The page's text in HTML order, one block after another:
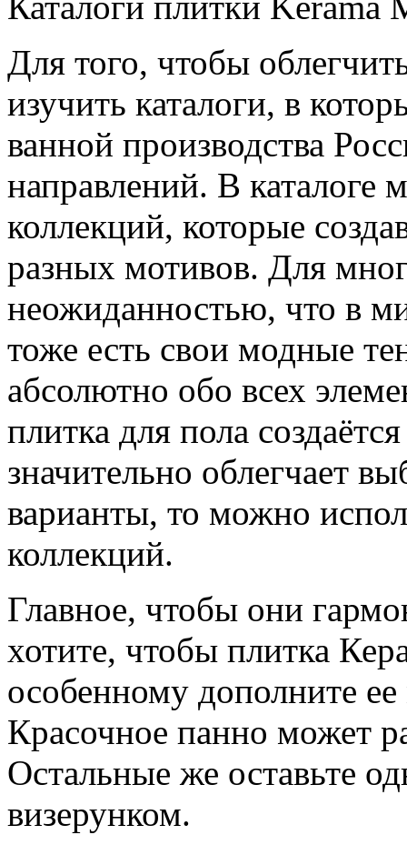
Для того, чтобы
изучить каталоги, в
ванной производства
направлений. В каталоге
коллекций, которые
разных мотивов. Для
неожиданностью, что в
тоже есть свои модные
абсолютно обо всех
плитка для пола
значительно облегчает
варианты, то можно
коллекций.
Главное, чтобы они
хотите, чтобы плитка
особенному дополните ее
Красочное панно может
Остальные же оставьте
визерунком.